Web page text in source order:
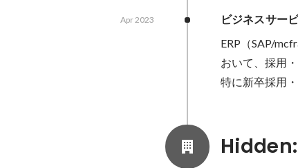
ビジネスサー
Apr 2023
ERP（SAP/
おいて、採用
特に新卒採用